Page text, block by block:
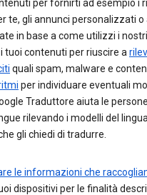
per fornirti ad esempio i
te, gli annunci personalizzati o
in base a come utilizzi i nostri
tuoi contenuti per riuscire a
quali spam, malware e
per individuare eventuali
Traduttore aiuta le
rilevando i modelli del
gli chiedi di tradurre.
le informazioni che
dispositivi per le finalità